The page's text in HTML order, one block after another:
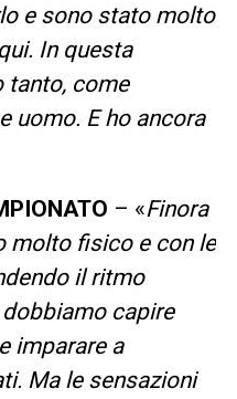
e sono stato molto
In questa
tanto, come
uomo. E ho ancora
– «Finora
molto fisico e con le
il ritmo
capire
imparare a
Ma le sensazioni